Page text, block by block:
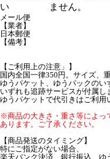
い
ません。
メール便
【業者】
日本郵便
【備考】
【ご利用上の注意」】
国内全国一律350円。サイズ、
ゆうパケット、ゆうパックのい
いずれも追跡サービスが付属し
ゆうパケットで代引きはご利用
※商品の大きさ・重さ等によっ
あります。ご了承ください。
【商品発送のタイミング】
特にご指定がない場合、
楽天バンク決済、銀行振込、